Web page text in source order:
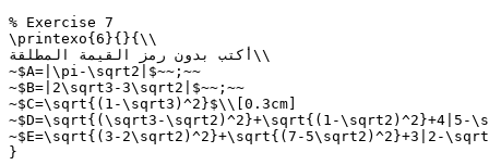
% Exercise 7
\printexo{6}{}{\\
أكتب بدون رمز القيمة المطلقة\\
~$A=|\pi-\sqrt2|$~~;~~
~$B=|2\sqrt3-3\sqrt2|$~~;~~
~$C=\sqrt{(1-\sqrt3)^2}$\\[0.3cm]
~$D=\sqrt{(\sqrt3-\sqrt2)^2}+\sqrt{(1-\sqrt2)^2}+4|5-
~$E=\sqrt{(3-2\sqrt2)^2}+\sqrt{(7-5\sqrt2)^2}+3|2-
}